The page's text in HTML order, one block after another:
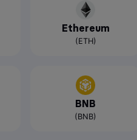
Ethereum
(ETH)
BNB
(BNB)